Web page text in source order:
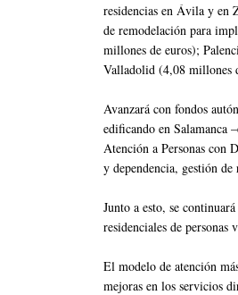
residencias en Ávila y en
de remodelación para
millones de euros);
Valladolid (4,08 millones
Avanzará con fondos
edificando en Salamanca
Atención a Personas con
y dependencia, gestión
Junto a esto, se
residenciales de personas
El modelo de atención
mejoras en los servicios